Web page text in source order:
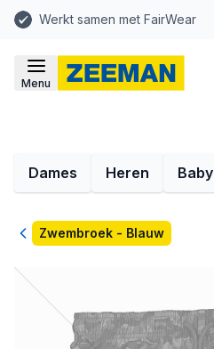
Werkt samen met FairWear
Menu
Dames Heren Baby
TerugZwembroek - Blauw